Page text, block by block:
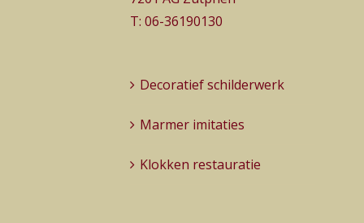
T: 06-36190130
Decoratief schilderwerk
Marmer imitaties
Klokken restauratie